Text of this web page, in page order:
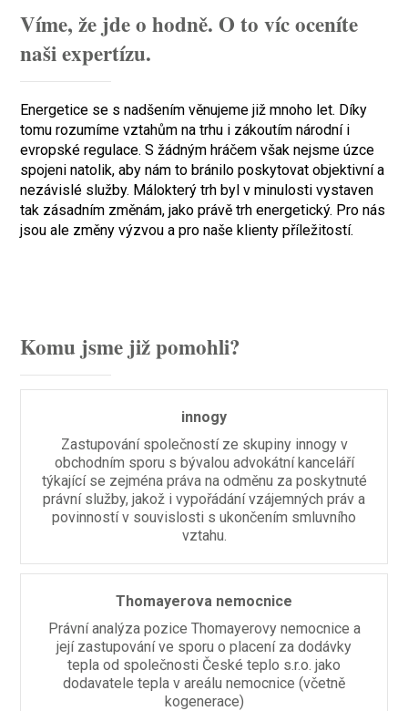
Víme, že jde o hodně. O to víc oceníte
naši expertízu.
Energetice se s nadšením věnujeme již mnoho let. Díky
tomu rozumíme vztahům na trhu i zákoutím národní i
evropské regulace. S žádným hráčem však nejsme úzce
spojeni natolik, aby nám to bránilo poskytovat objektivní a
nezávislé služby. Málokterý trh byl v minulosti vystaven
tak zásadním změnám, jako právě trh energetický. Pro nás
jsou ale změny výzvou a pro naše klienty příležitostí.
Komu jsme již pomohli?
innogy
Zastupování společností ze skupiny innogy v
obchodním sporu s bývalou advokátní kanceláří
týkající se zejména práva na odměnu za poskytnuté
právní služby, jakož i vypořádání vzájemných práv a
povinností v souvislosti s ukončením smluvního
vztahu.
Thomayerova nemocnice
Právní analýza pozice Thomayerovy nemocnice a
její zastupování ve sporu o placení za dodávky
tepla od společnosti České teplo s.r.o. jako
dodavatele tepla v areálu nemocnice (včetně
kogenerace)